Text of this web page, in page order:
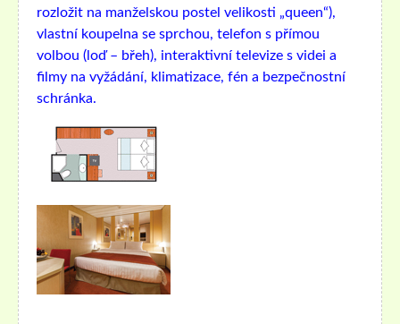
rozložit na manželskou postel velikosti „queen“),
vlastní koupelna se sprchou, telefon s přímou
volbou (loď – břeh), interaktivní televize s videi a
filmy na vyžádání, klimatizace, fén a bezpečnostní
schránka.